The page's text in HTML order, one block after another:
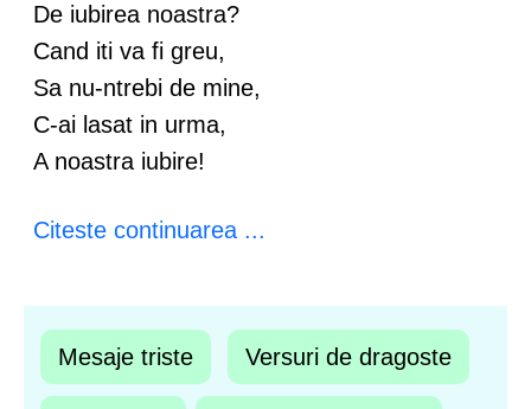
De iubirea noastra?
Cand iti va fi greu,
Sa nu-ntrebi de mine,
C-ai lasat in urma,
A noastra iubire!
Citeste continuarea ...
Mesaje triste Versuri de dragoste